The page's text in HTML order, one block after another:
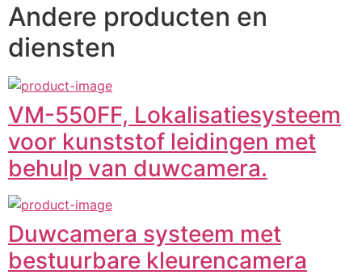
Andere producten en
diensten
VM-550FF, Lokalisatiesysteem
voor kunststof leidingen met
behulp van duwcamera.
Duwcamera systeem met
bestuurbare kleurencamera